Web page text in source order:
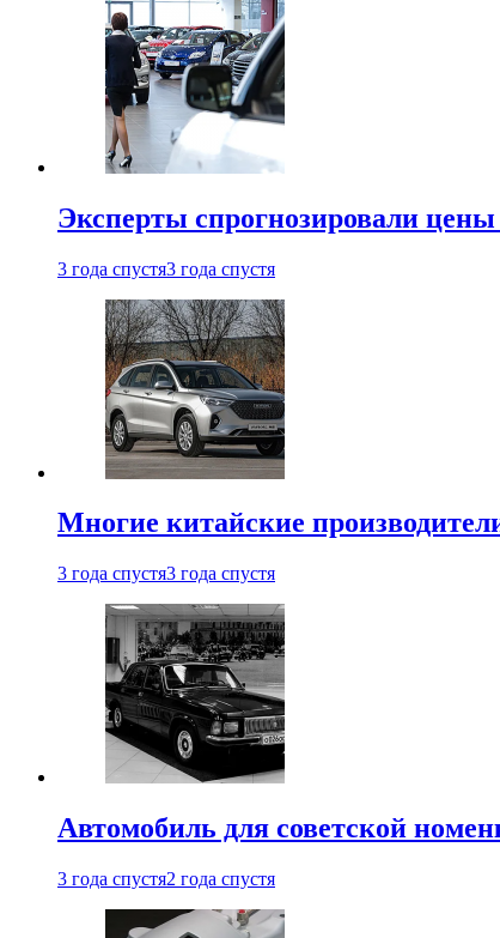
Эксперты спрогнозировали цены
3 года спустя3 года спустя
Многие китайские
3 года спустя3 года спустя
Автомобиль для советской
3 года спустя2 года спустя